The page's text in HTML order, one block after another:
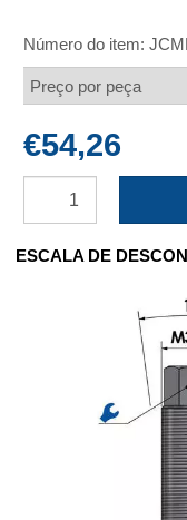
Número do item:
Preço por peça
€54,26
ESCALA DE